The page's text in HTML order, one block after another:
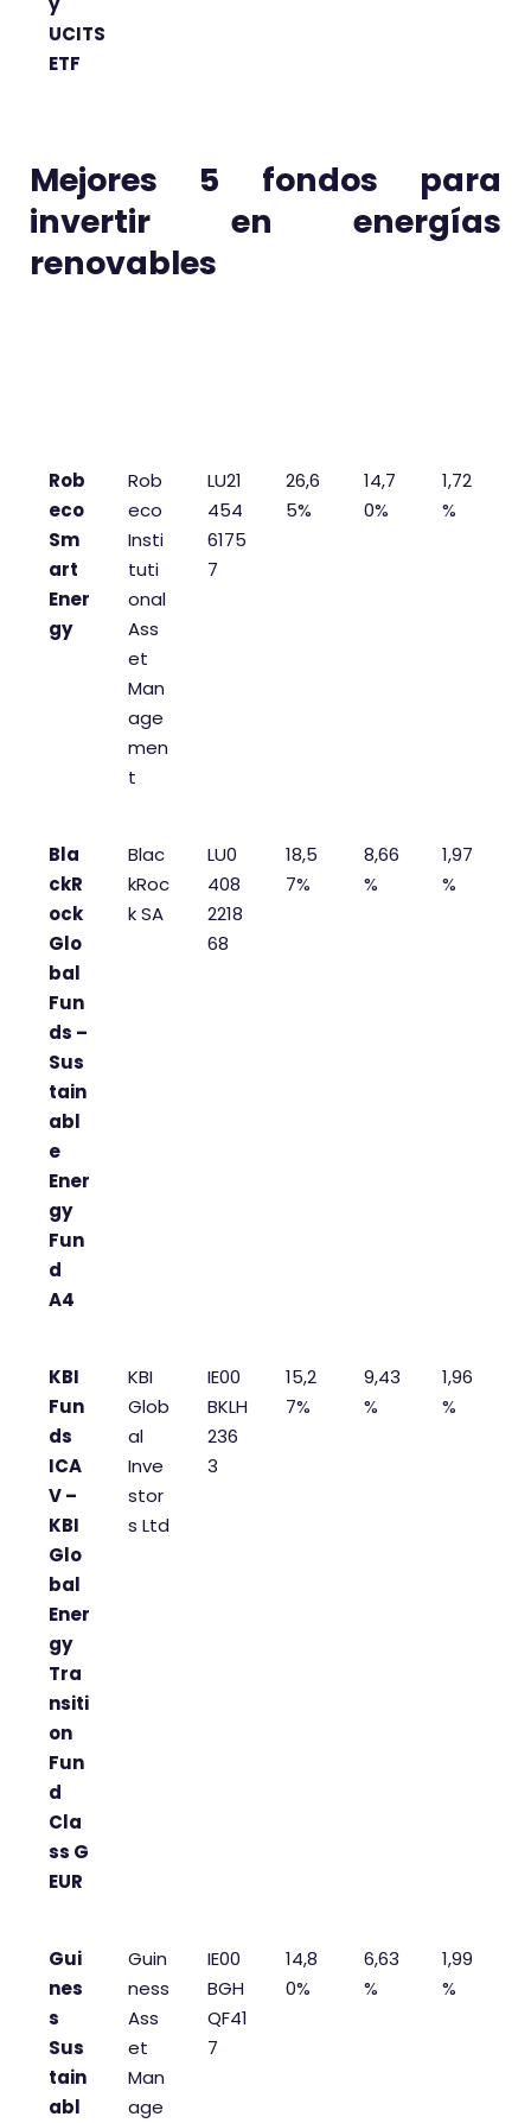
UCITS
ETF
Mejores 5 fondos para
invertir en energías
renovables
Rob
eco
Sm
art
Ener
gy
Rob
eco
Insti
tuti
onal
Ass
et
Man
age
men
t
LU21
454
6175
7
26,6
5%
14,7
0%
1,72
%
Bla
ckR
ock
Glo
bal
Fun
ds –
Sus
tain
abl
e
Ener
gy
Fun
d
A4
Blac
kRoc
k SA
LU0
408
2218
68
18,5
7%
8,66
%
1,97
%
KBI
Fun
ds
ICA
V –
KBI
Glo
bal
Ener
gy
Tra
nsiti
on
Fun
d
Cla
ss G
EUR
KBI
Glob
al
Inve
stor
s Ltd
IE00
BKLH
236
3
15,2
7%
9,43
%
1,96
%
Gui
nes
s
Sus
tain
abl
Guin
ness
Ass
et
Man
age
IE00
BGH
QF41
7
14,8
0%
6,63
%
1,99
%